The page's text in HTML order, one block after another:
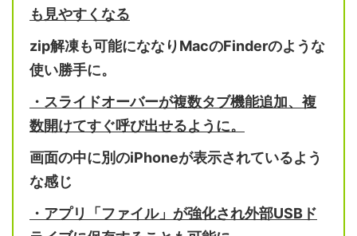
も見やすくなる
zip解凍も可能にななりMacのFinderのような
使い勝手に。
・スライドオーバーが複数タブ機能追加、複
数開けてすぐ呼び出せるように。
画面の中に別のiPhoneが表示されているよう
な感じ
・アプリ「ファイル」が強化され外部USB ド